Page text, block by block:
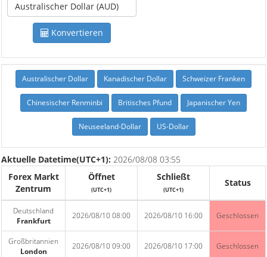
Australischer Dollar (AUD)
Konvertieren
Australischer Dollar Kanadischer Dollar Schweizer Franken
Chinesischer Renminbi Britisches Pfund Japanischer Yen
Neuseeland-Dollar US-Dollar
Aktuelle Datetime(UTC+1): 2026/08/08 03:55
Forex Markt
Zentrum
Öffnet
(UTC+1)
Schließt
(UTC+1)
Status
Deutschland
Frankfurt
2026/08/10 08:00 2026/08/10 16:00 Geschlossen
Großbritannien
London
2026/08/10 09:00 2026/08/10 17:00 Geschlossen